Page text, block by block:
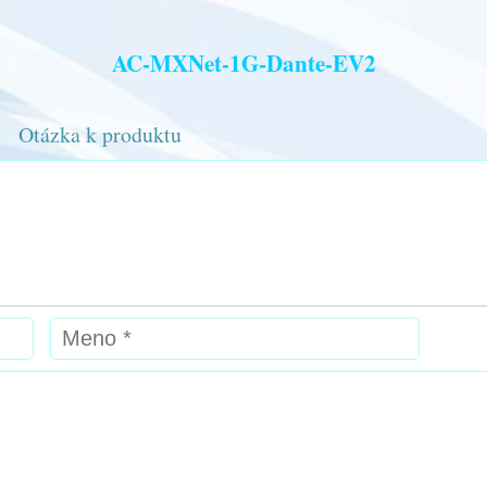
AC-MXNet-1G-Dante-EV2
Otázka k produktu